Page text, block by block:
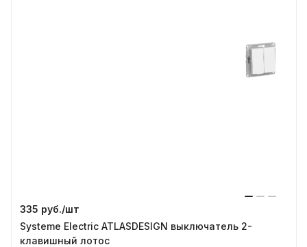
335 руб./шт
Systeme Electric ATLASDESIGN выключатель 2-
клавишный лотос